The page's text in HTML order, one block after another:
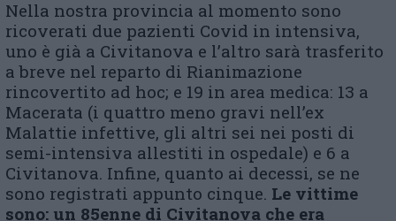
Nella nostra provincia al momento sono
ricoverati due pazienti Covid in intensiva,
uno è già a Civitanova e l’altro sarà trasferito
a breve nel reparto di Rianimazione
rincovertito ad hoc; e 19 in area medica: 13 a
Macerata (i quattro meno gravi nell’ex
Malattie infettive, gli altri sei nei posti di
semi-intensiva allestiti in ospedale) e 6 a
Civitanova. Infine, quanto ai decessi, se ne
sono registrati appunto cinque. Le vittime
sono: un 85enne di Civitanova che era